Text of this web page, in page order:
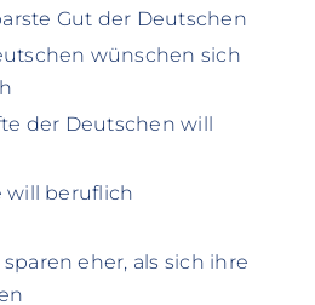
Gut der Deutschen
wünschen sich
der Deutschen will
will beruflich
eher, als sich ihre